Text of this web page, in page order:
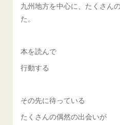
九州地方を中心に、たくさん
た。
本を読んで
行動する
その先に待っている
たくさんの偶然の出会いが